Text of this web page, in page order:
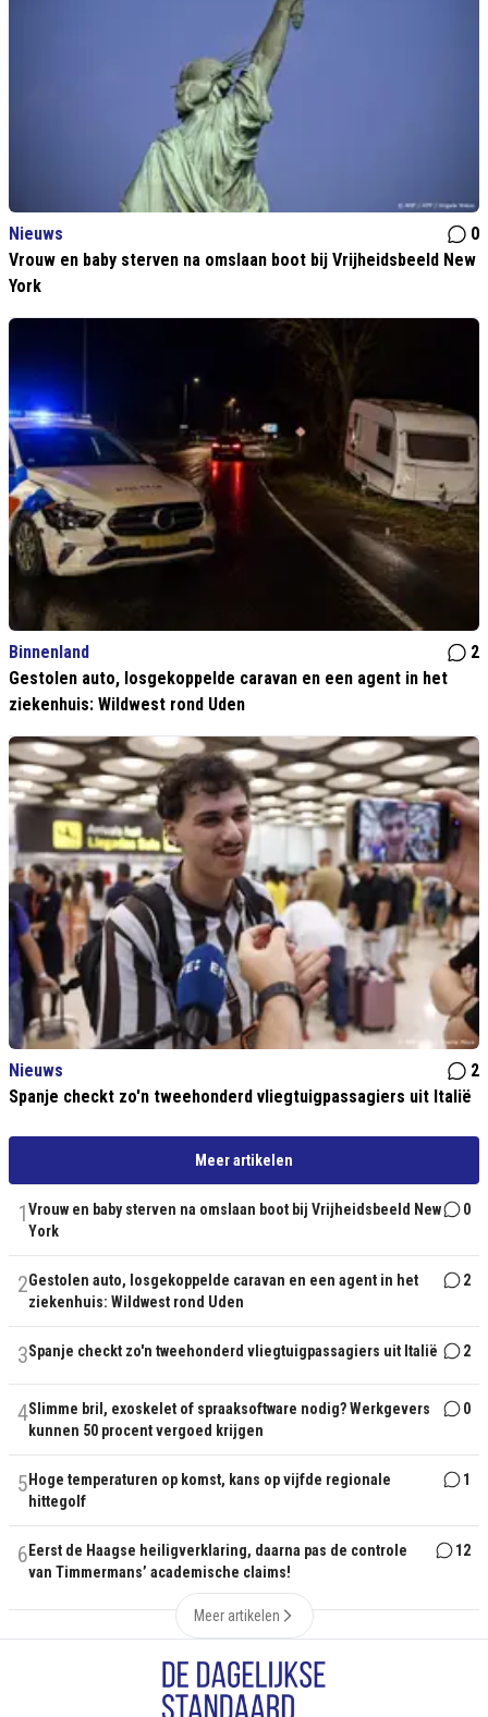
Nieuws
0
Vrouw en baby sterven na omslaan boot bij Vrijheidsbeeld New
York
Binnenland
2
Gestolen auto, losgekoppelde caravan en een agent in het
ziekenhuis: Wildwest rond Uden
Nieuws
2
Spanje checkt zo'n tweehonderd vliegtuigpassagiers uit Italië
Meer artikelen
1Vrouw en baby sterven na omslaan boot bij Vrijheidsbeeld New
York
0
2Gestolen auto, losgekoppelde caravan en een agent in het
ziekenhuis: Wildwest rond Uden
2
3Spanje checkt zo'n tweehonderd vliegtuigpassagiers uit Italië 2
4Slimme bril, exoskelet of spraaksoftware nodig? Werkgevers
kunnen 50 procent vergoed krijgen
0
5 Hoge temperaturen op komst, kans op vijfde regionale
hittegolf
1
6 Eerst de Haagse heiligverklaring, daarna pas de controle
van Timmermans’ academische claims!
12
Meer artikelen